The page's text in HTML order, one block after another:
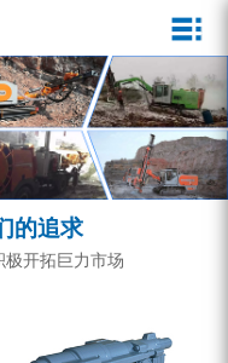
企业文化
发展历程
资质荣誉
宣传视频
公司新闻
行业动态
ZEGA一体式潜孔钻机
ZEGA地下掘进台车
小型一体式露天钻机
ZEGA全液压顶锤钻机
零配件
服务介绍
服务中心
营销网络
的追求
积极开拓巨力市场